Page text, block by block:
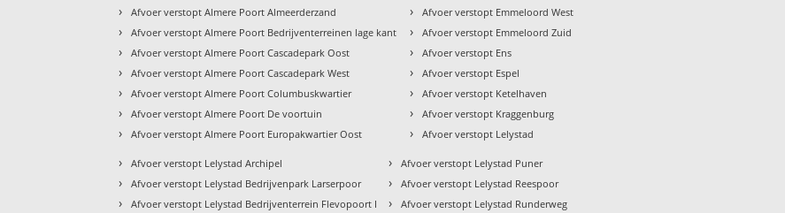
› Afvoer verstopt Almere Poort Almeerderzand
› Afvoer verstopt Almere Poort Bedrijventerreinen lage kant
› Afvoer verstopt Almere Poort Cascadepark Oost
› Afvoer verstopt Almere Poort Cascadepark West
› Afvoer verstopt Almere Poort Columbuskwartier
› Afvoer verstopt Almere Poort De voortuin
› Afvoer verstopt Almere Poort Europakwartier Oost
› Afvoer verstopt Emmeloord West
› Afvoer verstopt Emmeloord Zuid
› Afvoer verstopt Ens
› Afvoer verstopt Espel
› Afvoer verstopt Ketelhaven
› Afvoer verstopt Kraggenburg
› Afvoer verstopt Lelystad
› Afvoer verstopt Lelystad Archipel
› Afvoer verstopt Lelystad Bedrijvenpark Larserpoor
› Afvoer verstopt Lelystad Bedrijventerrein Flevopoort I
› Afvoer verstopt Lelystad Puner
› Afvoer verstopt Lelystad Reespoor
› Afvoer verstopt Lelystad Runderweg